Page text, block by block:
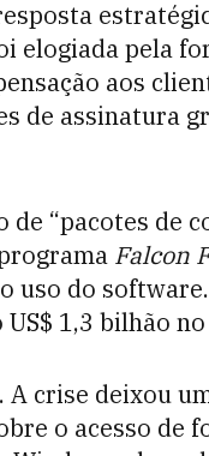
elogiada pela
aos
de assinatura
de “pacotes de
Falcon
uso do
1,3 bilhão
A crise deixou
o acesso de